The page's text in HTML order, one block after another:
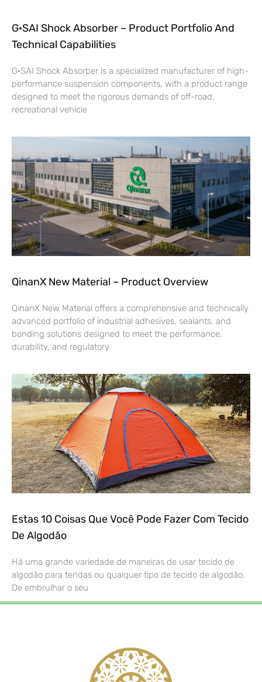
G·SAI Shock Absorber – Product Portfolio And
Technical Capabilities
G·SAI Shock Absorber is a specialized manufacturer of high-
performance suspension components, with a product range
designed to meet the rigorous demands of off-road,
recreational vehicle
QinanX New Material – Product Overview
QinanX New Material offers a comprehensive and technically
advanced portfolio of industrial adhesives, sealants, and
bonding solutions designed to meet the performance,
durability, and regulatory
Estas 10 Coisas Que Você Pode Fazer Com Tecido
De Algodão
Há uma grande variedade de maneiras de usar tecido de
algodão para tendas ou qualquer tipo de tecido de algodão.
De embrulhar o seu